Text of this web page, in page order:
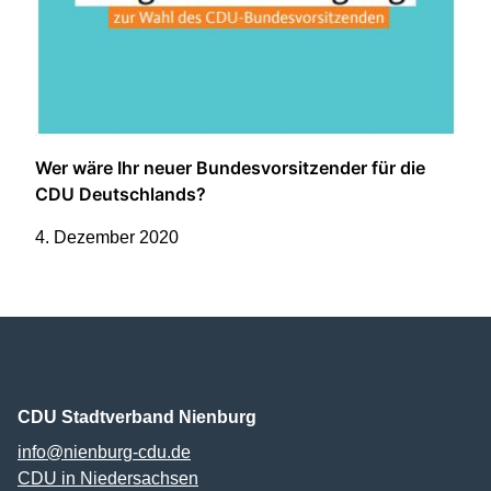
Wer wäre Ihr neuer Bundesvorsitzender für die
CDU Deutschlands?
4. Dezember 2020
CDU Stadtverband Nienburg
info@nienburg-cdu.de
CDU in Niedersachsen